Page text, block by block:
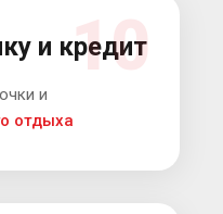
10
и кредит
и
отдыха